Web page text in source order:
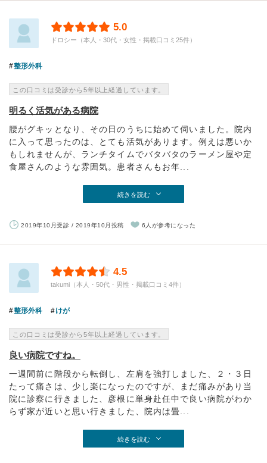
5.0
ドロシー（本人・30代・女性・掲載口コミ25件）
整形外科
この口コミは受診から5年以上経過しています。
明るく活気がある病院
腰がグキッとなり、その日のうちに始めて伺いました。院内
に入って思ったのは、とても活気があります。例えは悪いか
もしれませんが、ランチタイムでバタバタのラーメン屋や定
食屋さんのような雰囲気。患者さんもお年...
続きを読む
2019年10月受診 / 2019年10月投稿 6人が参考になった
4.5
takumi（本人・50代・男性・掲載口コミ4件）
整形外科 けが
この口コミは受診から5年以上経過しています。
良い病院ですね。
一週間前に階段から転倒し、左肩を強打しました、２・３日
たって痛さは、少し楽になったのですが、まだ痛みがあり当
院に診察に行きました、彦根に単身赴任中で良い病院がわか
らず家が近いと思い行きました、院内は畳...
続きを読む